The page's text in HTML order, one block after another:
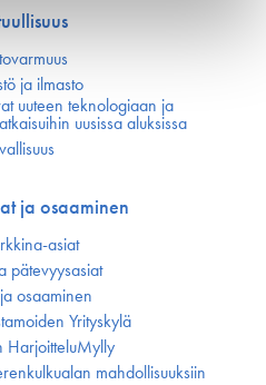
ja ilmasto
uuteen teknologiaan ja
uusissa aluksissa
ja osaaminen
asiat
pätevyys­asiat
osaaminen
Yrityskylä
HarjoitteluMylly
mahdollisuuksiin